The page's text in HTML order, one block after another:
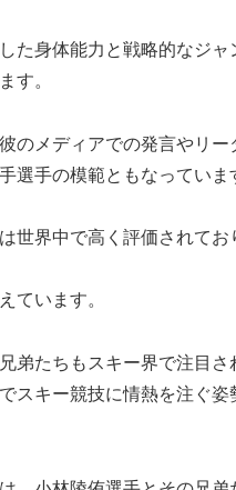
た身体能力と戦略的なジャ
す。
のメディアでの発言やリー
選手の模範ともなっていま
世界中で高く評価されてお
ています。
弟たちもスキー界で注目さ
スキー競技に情熱を注ぐ姿